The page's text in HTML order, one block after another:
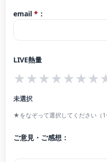
現在 東海地方を中心にソロ、デュオ
また小学校にて音楽専科、音楽教室
email * ：
LIVE熱量
★★★★★★★
未選択
★をなぞって選択してください（1
ご意見・ご感想：